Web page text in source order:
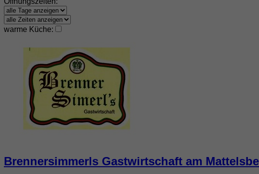
warme Küche:
Brennersimmerls Gastwirtschaft am